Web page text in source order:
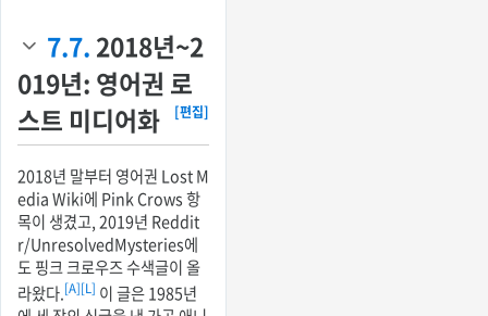
7.7. 2018년~2
019년: 영어권 로
스트 미디어화
[편집]
2018년 말부터 영어권 Lost M
edia Wiki에 Pink Crows 항
목이 생겼고, 2019년 Reddit
r/UnresolvedMysteries에
도 핑크 크로우즈 수색글이 올
라왔다.[A][L] 이 글은 1985년